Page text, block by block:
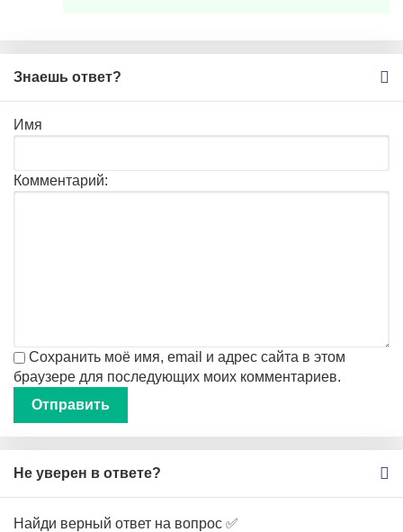
Знаешь ответ?
Имя
Комментарий:
Сохранить моё имя, email и адрес сайта в этом
браузере для последующих моих комментариев.
Не уверен в ответе?
Найди верный ответ на вопрос ✅